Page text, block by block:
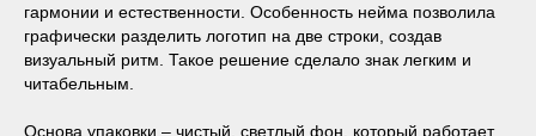
гармонии и естественности. Особенность нейма позволила
графически разделить логотип на две строки, создав
визуальный ритм. Такое решение сделало знак легким и
читабельным.
Основа упаковки – чистый, светлый фон, который работает